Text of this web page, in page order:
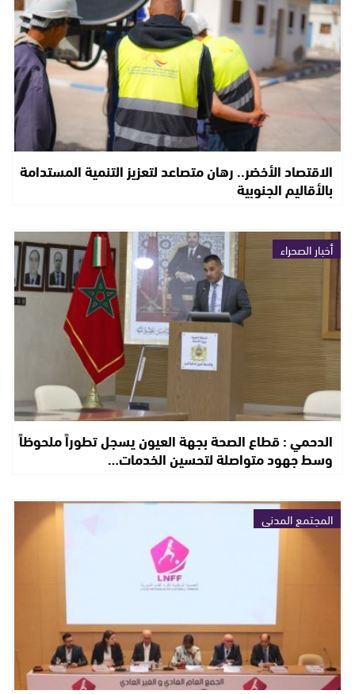
الاقتصاد الأخضر.. رهان متصاعد لتعزيز التنمية المستدامة
بالأقاليم الجنوبية
أخبار الصحراء
الدحمي : قطاع الصحة بجهة العيون يسجل تطوراً ملحوظاً
وسط جهود متواصلة لتحسين الخدمات…
المجتمع المدني